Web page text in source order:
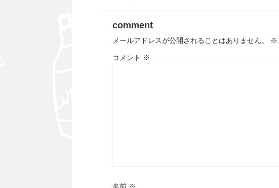
comment
メールアドレスが公開されることはありません。 ※
コメント ※